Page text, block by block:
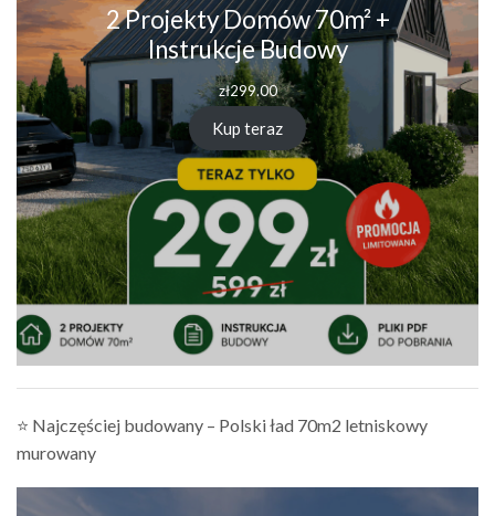
2 Projekty Domów 70m² +
Instrukcje Budowy
zł299.00
Kup teraz
⭐ Najczęściej budowany – Polski ład 70m2 letniskowy
murowany